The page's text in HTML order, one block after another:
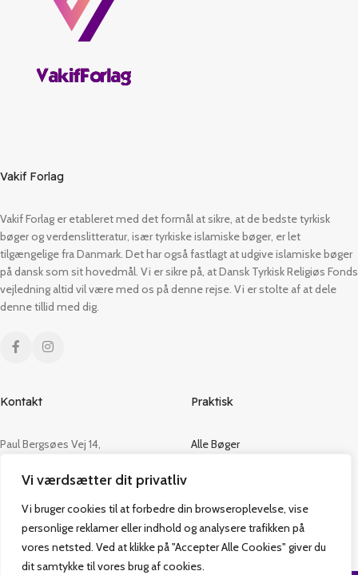
Vi værdsætter dit privatliv
Vi bruger cookies til at forbedre din browseroplevelse, vise
personlige reklamer eller indhold og analysere trafikken på
vores netsted. Ved at klikke på "Accepter Alle Cookies" giver du
dit samtykke til vores brug af cookies.
Vakif Forlag
Vakif Forlag er etableret med det formål at sikre, at de bedste tyrkisk
bøger og verdenslitteratur, især tyrkiske islamiske bøger, er let
tilgængelige fra Danmark. Det har også fastlagt at udgive islamiske bøger
på dansk som sit hovedmål. Vi er sikre på, at Dansk Tyrkisk Religiøs Fonds
vejledning altid vil være med os på denne rejse. Vi er stolte af at dele
denne tillid med dig.
Kontakt
Paul Bergsøes Vej 14,
CVR: 42813915
admin@vakifforlag.dk
+45 26 24 2354
Praktisk
Alle Bøger
Kontakt